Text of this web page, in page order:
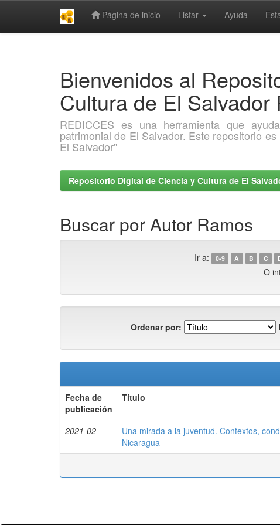
Página de inicio Listar Ayuda
Bienvenidos al
Cultura de El Salvador
REDICCES es una herramienta que
patrimonial de El Salvador. Este repositorio
El Salvador"
Repositorio Digital de Ciencia y Cultura de El
Buscar por Autor Ramos
Ir a: 0-9 A B C
O
Ordenar por:
Fecha de
publicación
Título
2021-02
Una mirada a la juventud. Contextos,
Nicaragua